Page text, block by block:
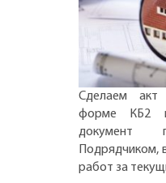
Сделаем акт
форме КБ2
документ
Подрядчиком,
работ за